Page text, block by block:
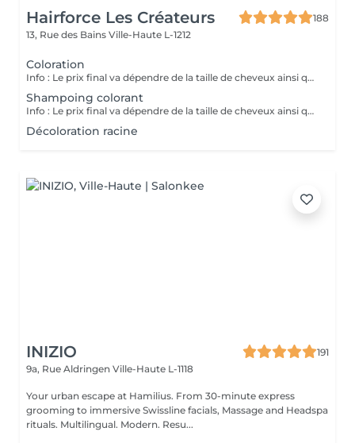
Hairforce Les Créateurs
188
13, Rue des Bains Ville-Haute L-1212
Coloration
Info : Le prix final va dépendre de la taille de cheveux ainsi que la quantité des produits finalement utilisés. Pour les étudiants -20% sur toutes les techniques.
Shampoing colorant
Info : Le prix final va dépendre de la taille de cheveux ainsi que la quantité des produits finalement utilisés. Pour les étudiants -20% sur toutes les techniques.
Décoloration racine
INIZIO
191
9a, Rue Aldringen Ville-Haute L-1118
Your urban escape at Hamilius. From 30-minute express
grooming to immersive Swissline facials, Massage and Headspa
rituals. Multilingual. Modern. Resu...